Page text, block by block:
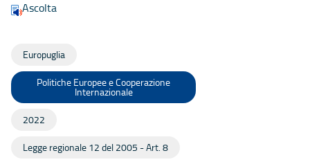
Ascolta
Europuglia
Politiche Europee e Cooperazione
Internazionale
2022
Legge regionale 12 del 2005 - Art. 8